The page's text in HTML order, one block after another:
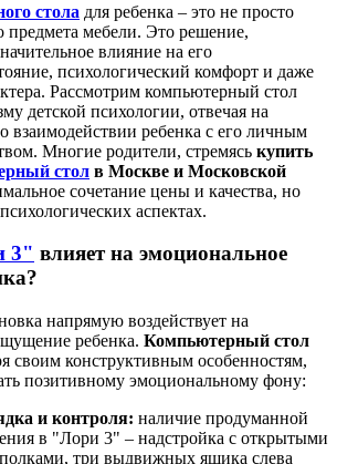
стола для ребенка – это не просто
предмета мебели. Это решение,
влияние на его
психологический комфорт и даже
Рассмотрим компьютерный стол
детской психологии, отвечая на
взаимодействии ребенка с его личным
Многие родители, стремясь купить
стол в Москве и Московской
сочетание цены и качества, но
аспектах.
3" влияет на эмоциональное
напрямую воздействует на
ребенка. Компьютерный стол
своим конструктивным особенностям,
позитивному эмоциональному фону:
и контроля: наличие продуманной
в "Лори 3" – надстройка с открытыми
три выдвижных ящика слева